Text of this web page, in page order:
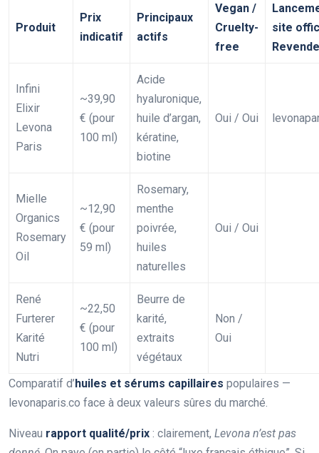
Produit
Prix
indicatif
Principaux
actifs
Vegan /
Cruelty-
free
site
Infini
Elixir
Levona
Paris
~39,90
€ (pour
100 ml)
Acide
hyaluronique,
huile d’argan,
kératine,
biotine
Oui / Oui
Mielle
Organics
Rosemary
Oil
~12,90
€ (pour
59 ml)
Rosemary,
menthe
poivrée,
huiles
naturelles
Oui / Oui
René
Furterer
Karité
Nutri
~22,50
€ (pour
100 ml)
Beurre de
karité,
extraits
végétaux
Non /
Oui
Comparatif d’huiles et sérums capillaires populaires —
levonaparis.co face à deux valeurs sûres du marché.
Niveau rapport qualité/prix : clairement, Levona n’est pas